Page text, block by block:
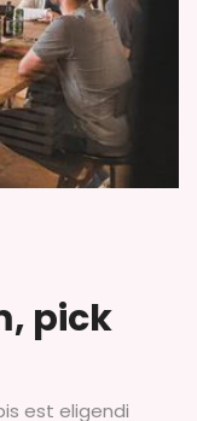
pick
est eligendi